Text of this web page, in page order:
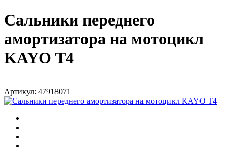
Сальники переднего
амортизатора на мотоцикл
KAYO T4
Артикул: 47918071